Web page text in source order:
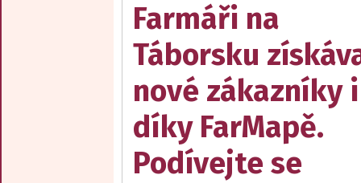
Farmáři na
Táborsku
nové zákazníky i
díky FarMapě.
Podívejte se